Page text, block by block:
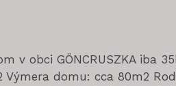
v obci GÖNCRUSZKA iba
Výmera domu: cca 80m2